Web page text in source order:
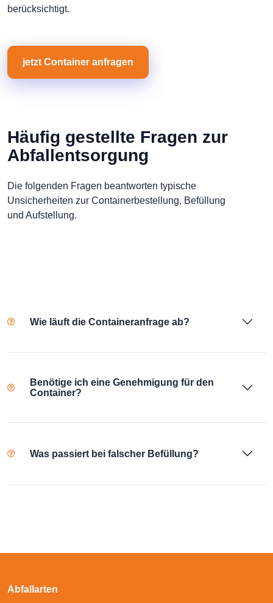
berücksichtigt.
jetzt Container anfragen
Häufig gestellte Fragen zur
Abfallentsorgung
Die folgenden Fragen beantworten typische
Unsicherheiten zur Containerbestellung, Befüllung
und Aufstellung.
Wie läuft die Containeranfrage ab?
Benötige ich eine Genehmigung für den
Container?
Was passiert bei falscher Befüllung?
Abfallarten